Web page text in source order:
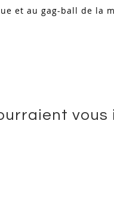
et au gag-ball de la
vous